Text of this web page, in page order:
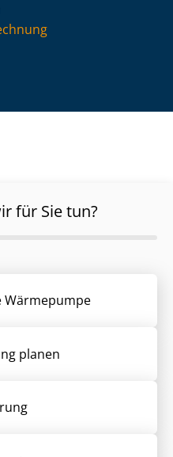
für Sie tun?
Wärmepumpe
planen